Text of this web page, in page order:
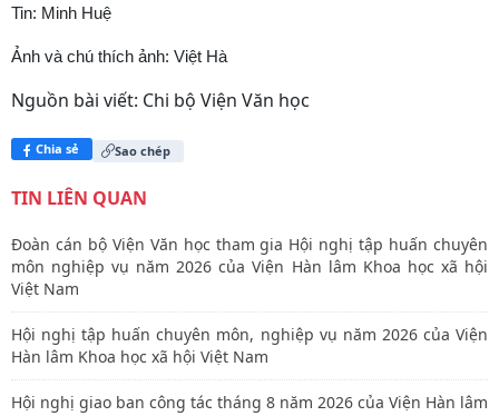
Tin: Minh Huệ
Ảnh và chú thích ảnh: Việt Hà
Nguồn bài viết: Chi bộ Viện Văn học
Chia sẻ Sao chép
TIN LIÊN QUAN
Đoàn cán bộ Viện Văn học tham gia Hội nghị tập huấn chuyên
môn nghiệp vụ năm 2026 của Viện Hàn lâm Khoa học xã hội
Việt Nam
Hội nghị tập huấn chuyên môn, nghiệp vụ năm 2026 của Viện
Hàn lâm Khoa học xã hội Việt Nam
Hội nghị giao ban công tác tháng 8 năm 2026 của Viện Hàn lâm